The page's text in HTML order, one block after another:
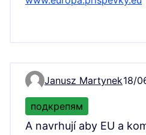
Коментар 13069
Janusz Martynek18/
подкрепям
A navrhují aby EU a